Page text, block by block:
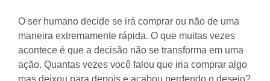
O ser humano decide se irá comprar ou não de uma
maneira extremamente rápida. O que muitas vezes
acontece é que a decisão não se transforma em uma
ação. Quantas vezes você falou que iria comprar algo
mas deixou para depois e acabou perdendo o desejo?